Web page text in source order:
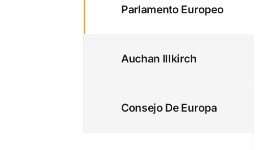
Parlamento Europeo
Auchan Illkirch
Consejo De Europa